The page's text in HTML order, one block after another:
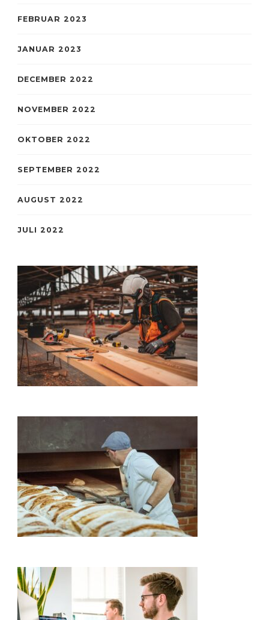
FEBRUAR 2023
JANUAR 2023
DECEMBER 2022
NOVEMBER 2022
OKTOBER 2022
SEPTEMBER 2022
AUGUST 2022
JULI 2022